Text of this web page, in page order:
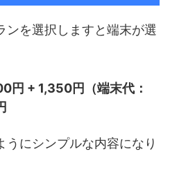
を選択しますと端末が選
+ 1,350円（端末代：
うにシンプルな内容になり